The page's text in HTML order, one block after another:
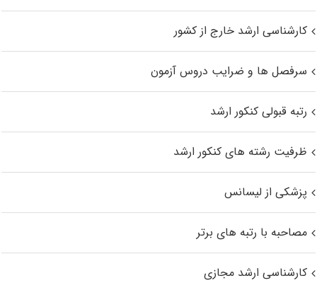
کارشناسی ارشد خارج از کشور
سرفصل ها و ضرایب دروس آزمون
رتبه قبولی کنکور ارشد
ظرفیت رشته های کنکور ارشد
پزشکی از لیسانس
مصاحبه با رتبه های برتر
کارشناسی ارشد مجازی